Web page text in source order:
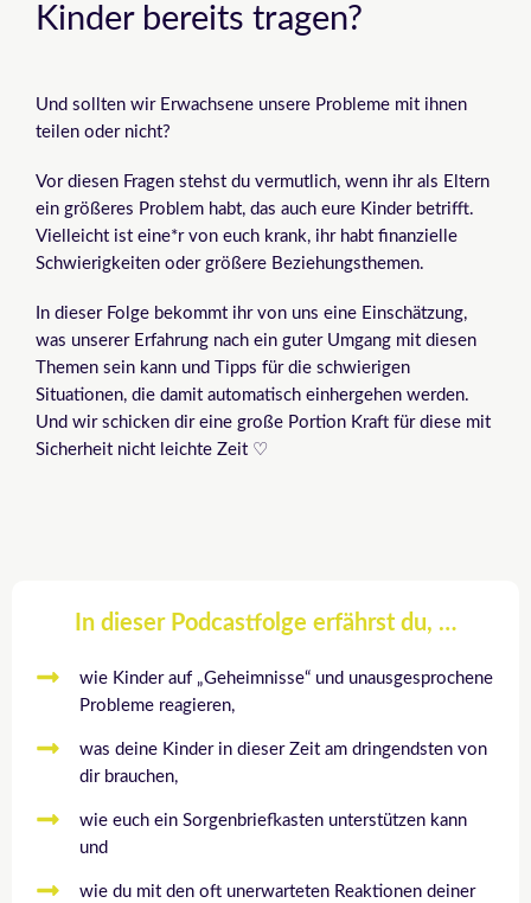
Kinder bereits tragen?
Und sollten wir Erwachsene unsere Probleme mit ihnen
teilen oder nicht?
Vor diesen Fragen stehst du vermutlich, wenn ihr als Eltern
ein größeres Problem habt, das auch eure Kinder betrifft.
Vielleicht ist eine*r von euch krank, ihr habt finanzielle
Schwierigkeiten oder größere Beziehungsthemen.
In dieser Folge bekommt ihr von uns eine Einschätzung,
was unserer Erfahrung nach ein guter Umgang mit diesen
Themen sein kann und Tipps für die schwierigen
Situationen, die damit automatisch einhergehen werden.
Und wir schicken dir eine große Portion Kraft für diese mit
Sicherheit nicht leichte Zeit ♡
In dieser Podcastfolge erfährst du, …
wie Kinder auf „Geheimnisse“ und unausgesprochene
Probleme reagieren,
was deine Kinder in dieser Zeit am dringendsten von
dir brauchen,
wie euch ein Sorgenbriefkasten unterstützen kann
und
wie du mit den oft unerwarteten Reaktionen deiner